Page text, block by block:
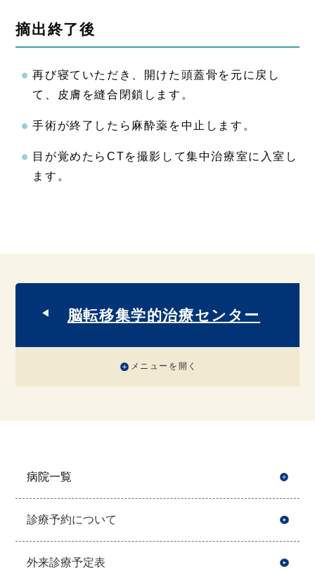
摘出終了後
再び寝ていただき、開けた頭蓋骨を元に戻し
て、皮膚を縫合閉鎖します。
手術が終了したら麻酔薬を中止します。
目が覚めたらCTを撮影して集中治療室に入室し
ます。
脳転移集学的治療センター
メニューを開く
病院一覧
診療予約について
外来診療予定表